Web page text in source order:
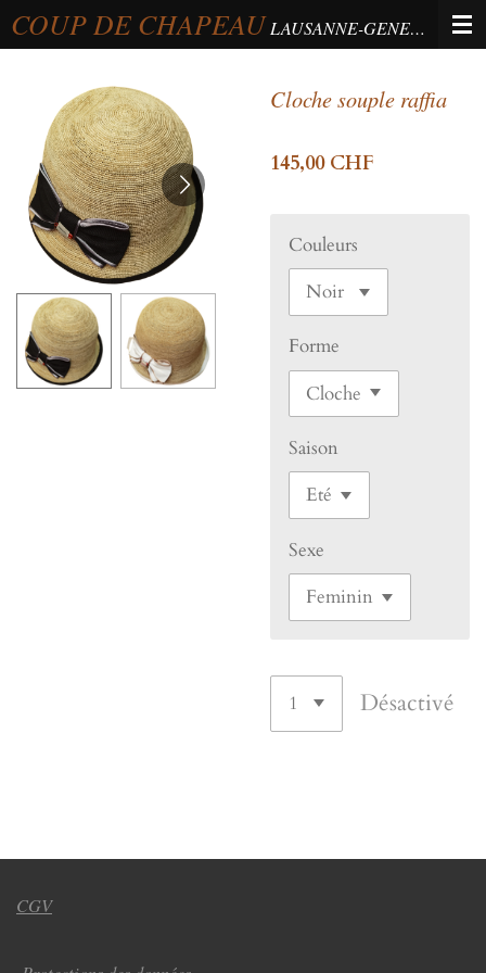
Passer
au
principal
COUP DE CHAPEAU LAUSANNE-GENEVA-BERNE
Cloche souple raffia
145,00 CHF
Couleurs
Forme
Saison
Sexe
Désactivé
CGV